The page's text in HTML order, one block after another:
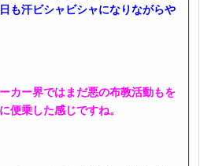
も汗ビシャビシャになりながらや
カー界ではまだ悪の布教活動もを
便乗した感じですね。